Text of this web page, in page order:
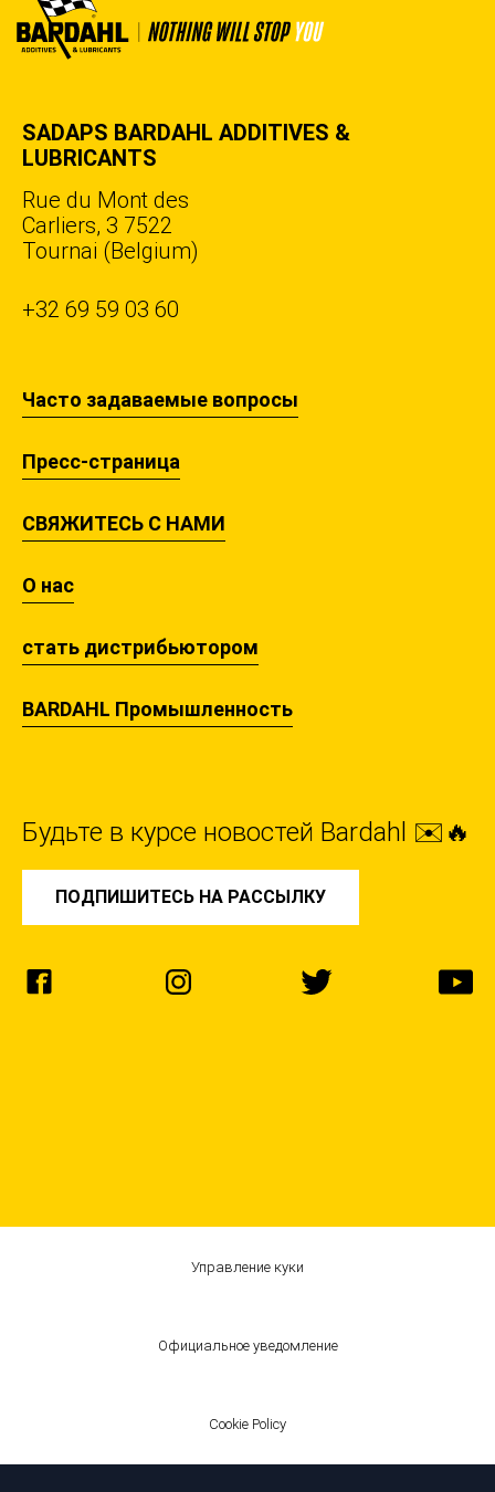
SADAPS BARDAHL ADDITIVES &
LUBRICANTS
Rue du Mont des
Carliers, 3 7522
Tournai (Belgium)
+32 69 59 03 60
Часто задаваемые вопросы
Пресс-страница
СВЯЖИТЕСЬ С НАМИ
О нас
стать дистрибьютором
BARDAHL Промышленность
Будьте в курсе новостей Bardahl ✉️🔥
ПОДПИШИТЕСЬ НА РАССЫЛКУ
Управление куки
Официальное уведомление
Cookie Policy